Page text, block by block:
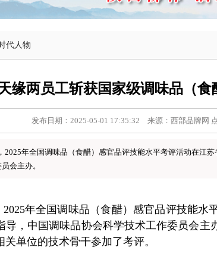
代人物
缘两员工斩获国家级调味品（
发布日期：2025-05-01 17:35:32 来源：西部品牌网
2025年全国调味品（食醋）感官品评技能水平考评活动在江
会主办。
2025年全国调味品（食醋）感官品评技能
导，中国调味品协会科学技术工作委员会主
单位的技术骨干参加了考评。